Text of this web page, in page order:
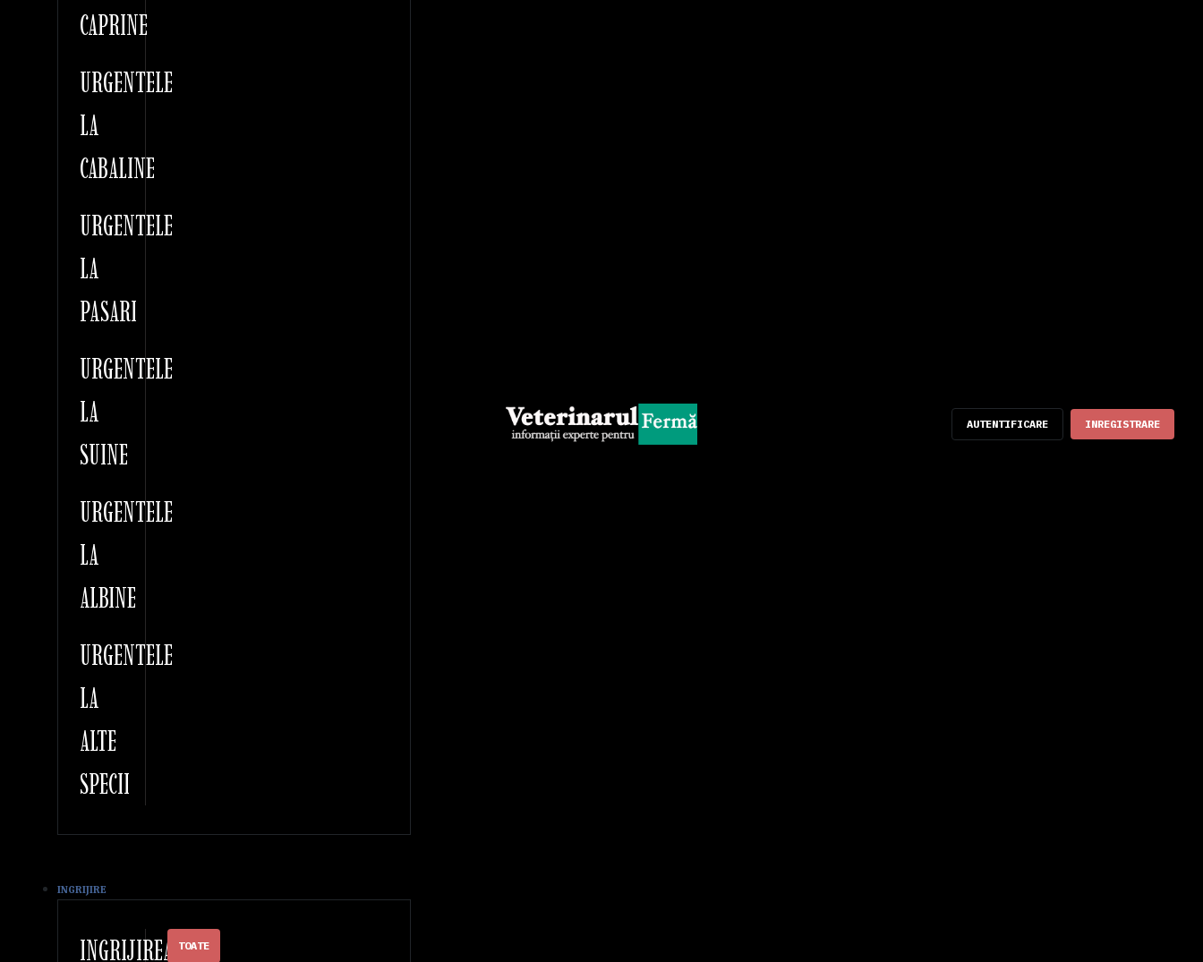
AUTENTIFICARE INREGISTRARE
CAPRINE
URGENTELE
LA
CABALINE
URGENTELE
LA
PASARI
URGENTELE
LA
SUINE
URGENTELE
LA
ALBINE
URGENTELE
LA
ALTE
SPECII
INGRIJIRE
INGRIJIREA TOATE